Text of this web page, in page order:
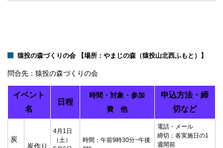
猿投の森づくりの会 【場所： やまじの森（猿投山北西ふもと） 】
問合先：猿投の森づくりの会
イベント
名
日程
時間・対象・参加
費 他
申込方法・締
切など
炭
炭作り
4月1日
（土）
時間：午前9時30分~午後
電話・メール
締切：各実施日の1
週間前